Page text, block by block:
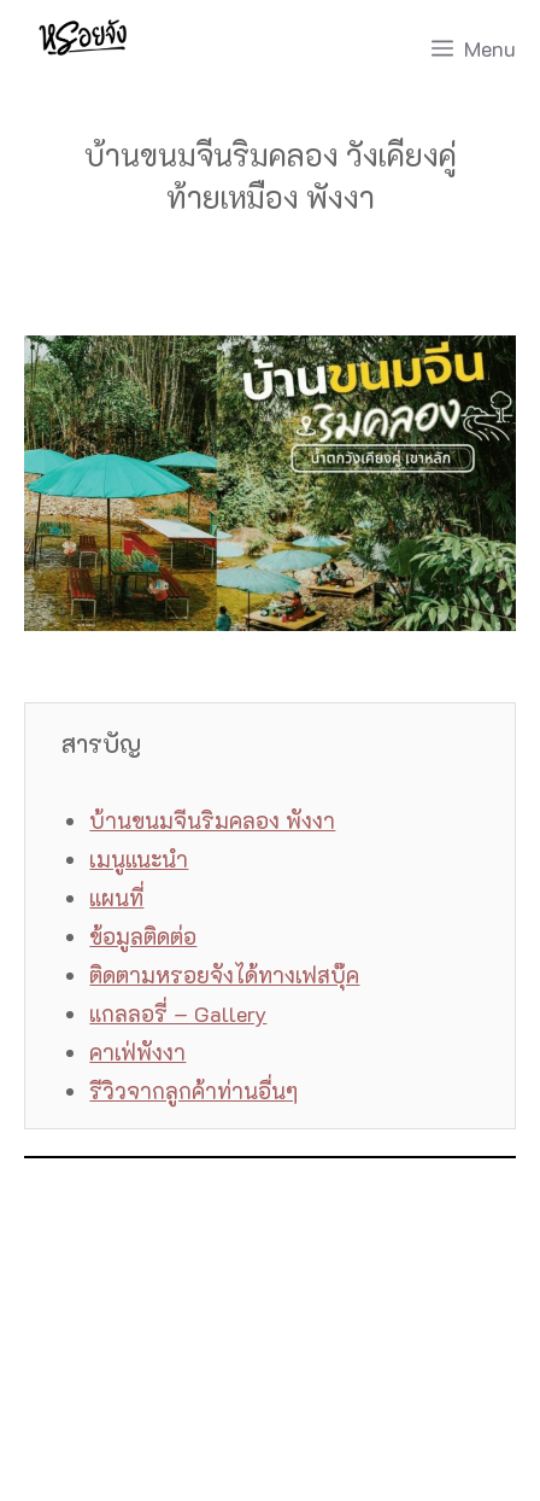
Skip
Menu
บ้านขนมจีนริมคลอง วังเคียงคู่
ท้ายเหมือง พังงา
สารบัญ
บ้านขนมจีนริมคลอง พังงา
เมนูแนะนำ
แผนที่
ข้อมูลติดต่อ
ติดตามหรอยจังได้ทางเฟสบุ๊ค
แกลลอรี่ – Gallery
คาเฟ่พังงา
รีวิวจากลูกค้าท่านอื่นๆ